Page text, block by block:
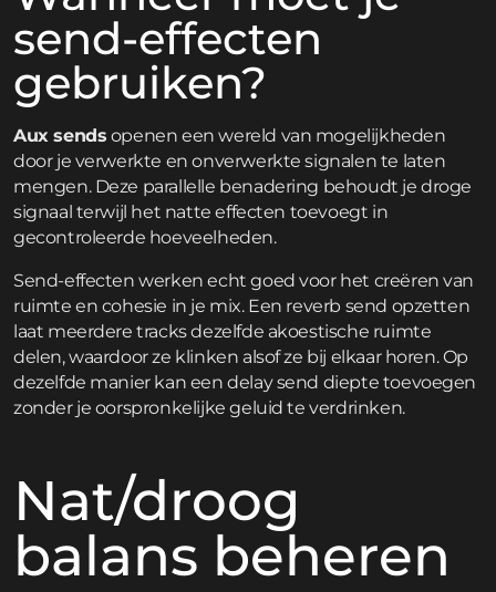
send-effecten
gebruiken?
Aux sends openen een wereld van mogelijkheden
door je verwerkte en onverwerkte signalen te laten
mengen. Deze parallelle benadering behoudt je droge
signaal terwijl het natte effecten toevoegt in
gecontroleerde hoeveelheden.
Send-effecten werken echt goed voor het creëren van
ruimte en cohesie in je mix. Een reverb send opzetten
laat meerdere tracks dezelfde akoestische ruimte
delen, waardoor ze klinken alsof ze bij elkaar horen. Op
dezelfde manier kan een delay send diepte toevoegen
zonder je oorspronkelijke geluid te verdrinken.
Nat/droog
balans beheren